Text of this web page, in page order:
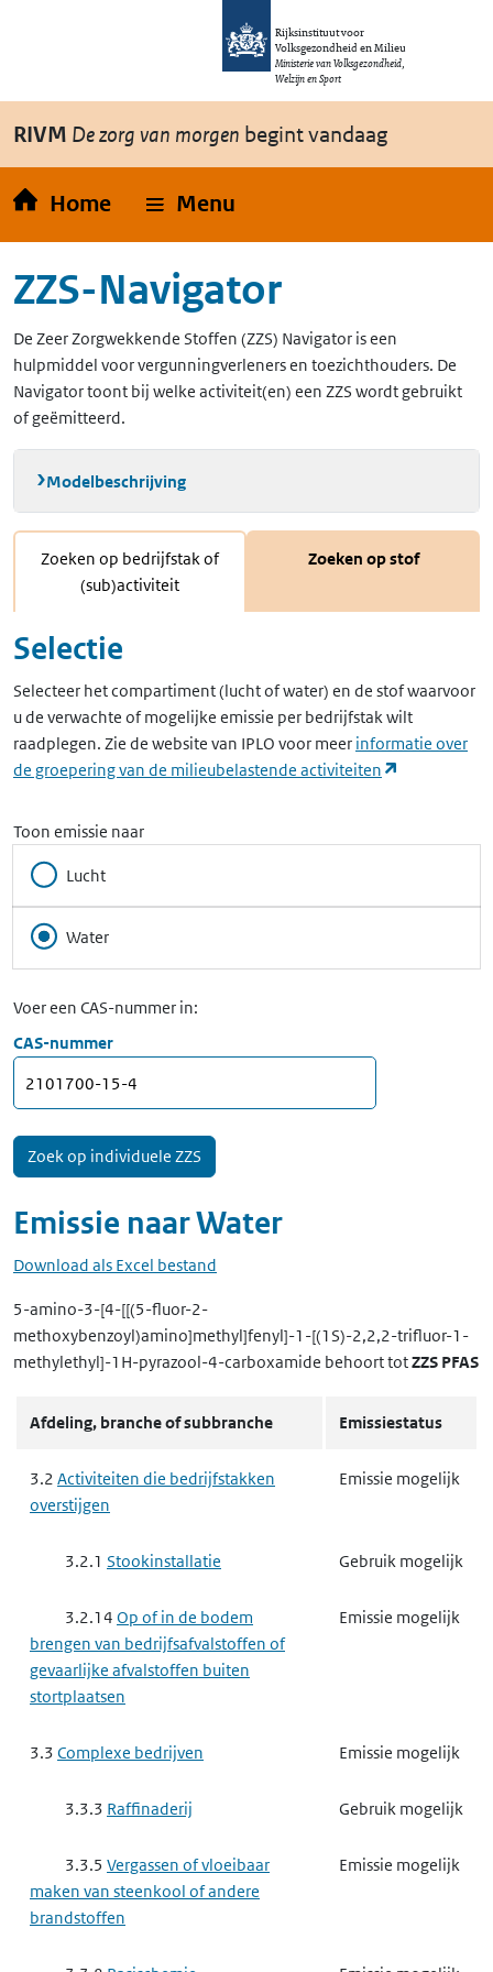
Overslaan en naar de inhoud gaan
Rijksinstituut voor
Volksgezondheid en Milieu
Ministerie van Volksgezondheid,
Welzijn en Sport
RIVM De zorg van morgen begint vandaag
Home Menu
ZZS-Navigator
De Zeer Zorgwekkende Stoffen (ZZS) Navigator is een
hulpmiddel voor vergunningverleners en toezichthouders. De
Navigator toont bij welke activiteit(en) een ZZS wordt gebruikt
of geëmitteerd.
Modelbeschrijving
Zoeken op bedrijfstak of
(sub)activiteit
Zoeken op stof
Selectie
Selecteer het compartiment (lucht of water) en de stof waarvoor
u de verwachte of mogelijke emissie per bedrijfstak wilt
raadplegen. Zie de website van IPLO voor meer informatie over
de groepering van de milieubelastende activiteiten
Toon emissie naar
Lucht
Water
Voer een CAS-nummer in:
CAS-nummer
Emissie naarWater
Download als Excel bestand
5-amino-3-[4-[[(5-fluor-2-
methoxybenzoyl)amino]methyl]fenyl]-1-[(1S)-2,2,2-trifluor-1-
methylethyl]-1H-pyrazool-4-carboxamide behoort totZZS PFAS
Afdeling, branche of subbranche Emissiestatus
3.2 Activiteiten die bedrijfstakken
overstijgen
Emissie mogelijk
3.2.1 Stookinstallatie Gebruik mogelijk
3.2.14 Op of in de bodem
brengen van bedrijfsafvalstoffen of
gevaarlijke afvalstoffen buiten
stortplaatsen
Emissie mogelijk
3.3 Complexe bedrijven Emissie mogelijk
3.3.3 Raffinaderij Gebruik mogelijk
3.3.5 Vergassen of vloeibaar
maken van steenkool of andere
brandstoffen
Emissie mogelijk